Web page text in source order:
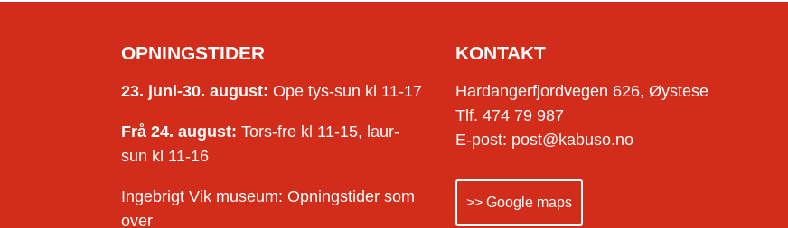
OPNINGSTIDER
23. juni-30. august: Ope tys-sun kl 11-17
Frå 24. august: Tors-fre kl 11-15, laur-
sun kl 11-16
Ingebrigt Vik museum: Opningstider som
over
KONTAKT
Hardangerfjordvegen 626, Øystese
Tlf. 474 79 987
E-post: post@kabuso.no
>> Google maps